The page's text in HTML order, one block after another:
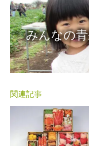
みんなの
関連記事